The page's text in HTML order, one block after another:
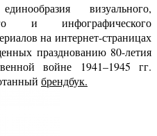
визуального,
и инфографического
на интернет-страницах
празднованию 80-летия
войне 1941–1945 гг.
брендбук.